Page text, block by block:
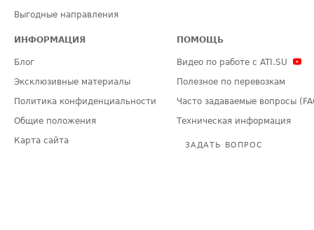
Выгодные направления
ИНФОРМАЦИЯ
Блог
Эксклюзивные материалы
Политика конфиденциальности
Общие положения
Карта сайта
ПОМОЩЬ
Видео по работе с ATI.SU
Полезное по перевозкам
Часто задаваемые вопросы
Техническая информация
ЗАДАТЬ ВОПРОС